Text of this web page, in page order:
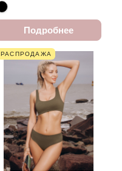
Подробнее
РАСПРОДАЖА